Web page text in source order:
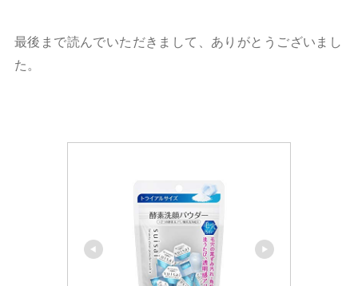
最後まで読んでいただきまして、ありがとうございまし
た。